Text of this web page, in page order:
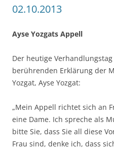
02.10.2013
Ayse Yozgats Appell
Der heutige
berührenden Erklärung der
Yozgat, Ayse Yozgat:
„Mein Appell richtet sich an
eine Dame. Ich spreche als
bitte Sie, dass Sie all diese
Frau sind, denke ich, dass